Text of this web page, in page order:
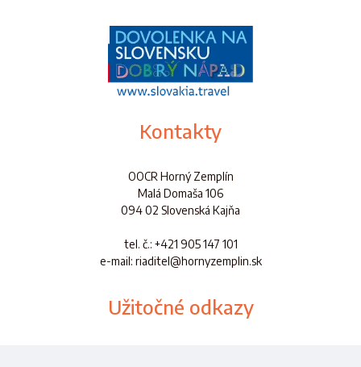
Kontakty
OOCR Horný Zemplín
Malá Domaša 106
094 02 Slovenská Kajňa
tel. č.: +421 905 147 101
e-mail: riaditel@hornyzemplin.sk
Užitočné odkazy